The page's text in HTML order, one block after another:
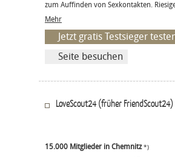
zum Auffinden von Sexkontakten.
Mehr
Jetzt gratis Testsieger
Seite besuchen
LoveScout24 (früher FriendScout24)
15.000 Mitglieder in Chemnitz*)